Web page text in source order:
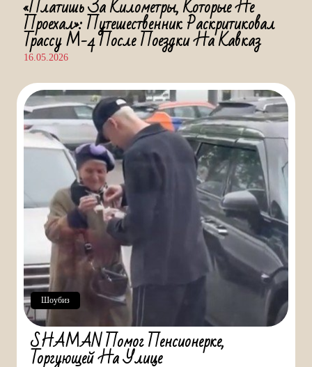
«Платишь За Километры, Которые Не
Проехал»: Путешественник Раскритиковал
Трассу М-4 После Поездки На Кавказ
16.05.2026
SHAMAN Помог Пенсионерке,
Торгующей На Улице
Шоубиз